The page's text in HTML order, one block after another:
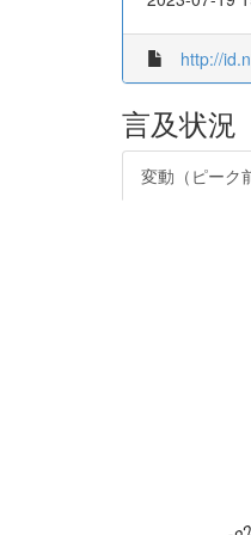
http://
言及状況
変動（ピーク